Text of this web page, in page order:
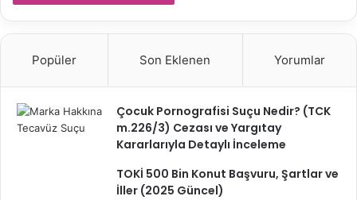
Popüler Son Eklenen Yorumlar
Çocuk Pornografisi Suçu Nedir? (TCK
m.226/3) Cezası ve Yargıtay
Kararlarıyla Detaylı İnceleme
TOKİ 500 Bin Konut Başvuru, Şartlar ve
İller (2025 Güncel)